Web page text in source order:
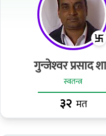
गुन्जेश्‍वर प्रसाद
स्वतन्त्र
३२ मत